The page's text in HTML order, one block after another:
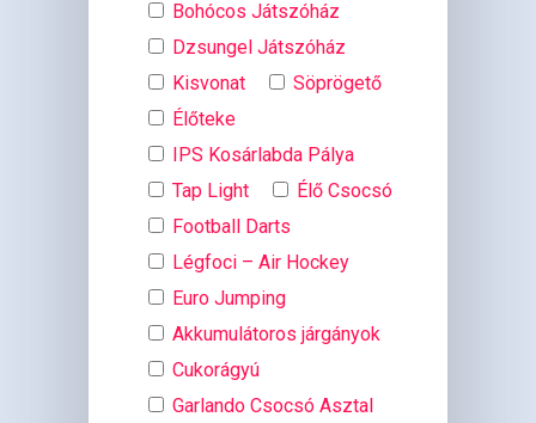
Bohócos Játszóház
Dzsungel Játszóház
Kisvonat
Söprögető
Élőteke
IPS Kosárlabda Pálya
Tap Light
Élő Csocsó
Football Darts
Légfoci – Air Hockey
Euro Jumping
Akkumulátoros járgányok
Cukorágyú
Garlando Csocsó Asztal